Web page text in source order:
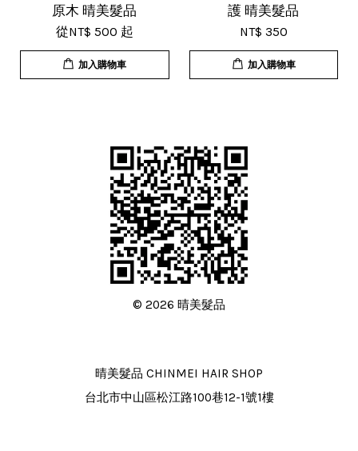
原木 晴美髮品
從NT$ 500 起
加入購物車
護 晴美髮品
NT$ 350
加入購物車
© 2026 晴美髮品
晴美髮品 CHINMEI HAIR SHOP
台北市中山區松江路100巷12-1號1樓